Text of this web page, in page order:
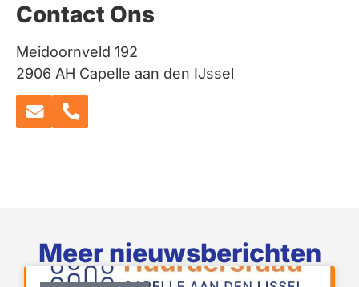
Contact Ons
Meidoornveld 192
2906 AH Capelle aan den IJssel
Meer nieuwsberichten